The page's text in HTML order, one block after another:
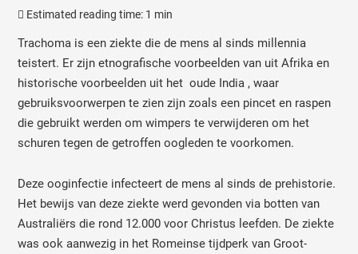
Estimated reading time: 1 min
Trachoma is een ziekte die de mens al sinds millennia
teistert. Er zijn etnografische voorbeelden van uit Afrika en
historische voorbeelden uit het oude India , waar
gebruiksvoorwerpen te zien zijn zoals een pincet en raspen
die gebruikt werden om wimpers te verwijderen om het
schuren tegen de getroffen oogleden te voorkomen.
Deze ooginfectie infecteert de mens al sinds de prehistorie.
Het bewijs van deze ziekte werd gevonden via botten van
Australiërs die rond 12.000 voor Christus leefden. De ziekte
was ook aanwezig in het Romeinse tijdperk van Groot-